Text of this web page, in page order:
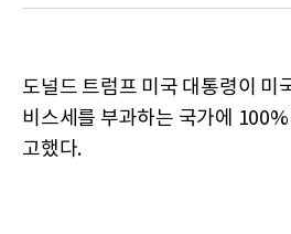
도널드 트럼프 미국 대통령이 미
비스세를 부과하는 국가에
고했다.